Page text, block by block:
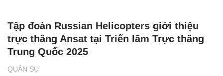
QUÂN SỰ
Tập đoàn Russian Helicopters giới thiệu
trực thăng Ansat tại Triển lãm Trực thăng
Trung Quốc 2025